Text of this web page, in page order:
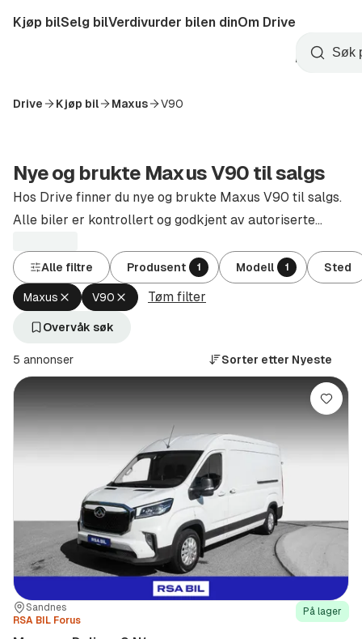
til
Startside
Kjøp bilSelg bilVerdivurder bilen dinOm Drive
Opprett
konto
Søk
Drive Kjøp bil Maxus V90
Nye og brukte Maxus V90 til salgs
Hos Drive finner du nye og brukte Maxus V90 til salgs.
Alle biler er kontrollert og godkjent av autoriserte
Alle filtre Produsent 1 Modell 1 Sted
Maxus Fjern
aktivt
filter
(Produsent)
V90 Fjern
aktivt
Tøm filter
Overvåk søk
5 annonser Sorter etter Nyeste
Sted:
Sandnes
Forhandler:
RSA BIL Forus
På lager
Lagre